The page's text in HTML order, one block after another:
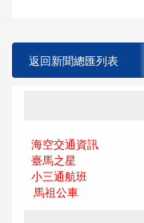
返回新聞總匯列表
海空交通資訊
臺馬之星
小三通航班
馬祖公車